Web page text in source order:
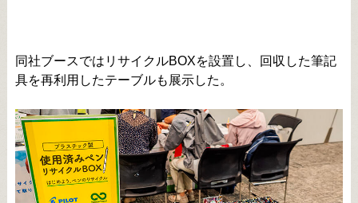
同社ブースではリサイクルBOXを設置し、回収した筆記
具を再利用したテーブルも展示した。